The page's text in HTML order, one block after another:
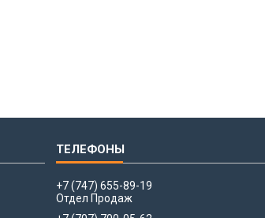
+7 (747) 655-89-19
Отдел Продаж